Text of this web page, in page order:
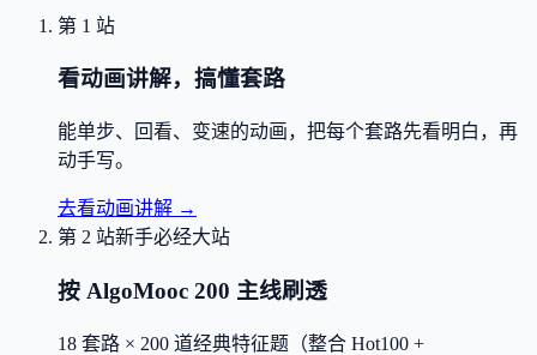
第 1 站
看动画讲解，搞懂套路
能单步、回看、变速的动画，把每个套路先看明白，再
动手写。
去看动画讲解 →
第 2 站新手必经大站
按 AlgoMooc 200 主线刷透
18 套路 × 200 道经典特征题（整合 Hot100 +